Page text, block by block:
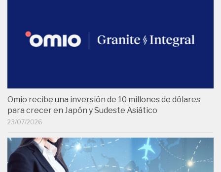
Omio recibe una inversión de 10 millones de dólares
para crecer en Japón y Sudeste Asiático
23/07/2026